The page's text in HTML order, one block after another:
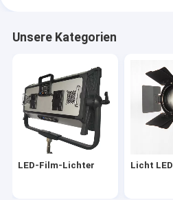
LED-Monolicht
Unsere Kategorien
LED-Film-Lichter Licht